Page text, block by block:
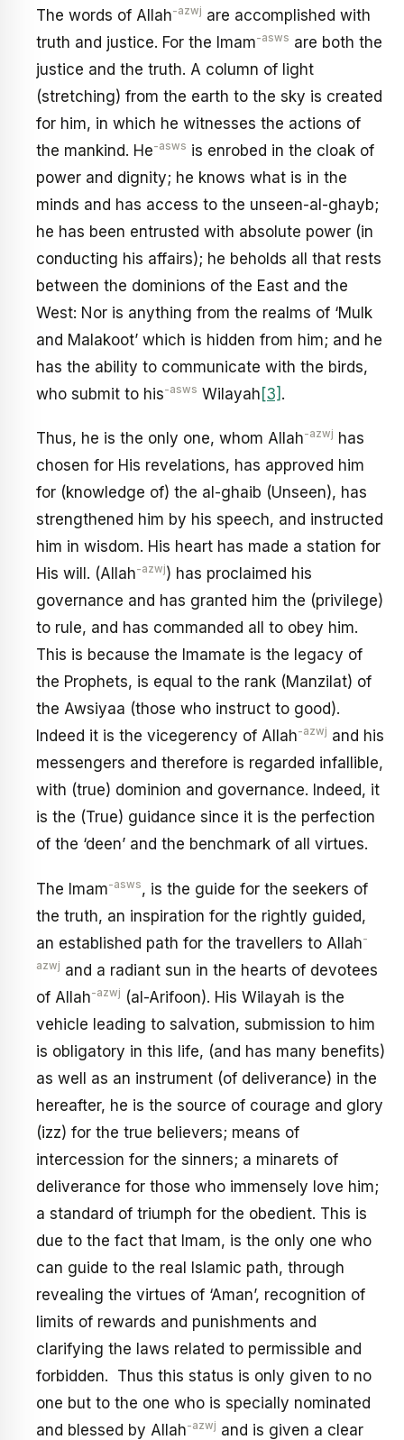
The words of Allah-azwj are accomplished with
truth and justice. For the Imam-asws are both the
justice and the truth. A column of light
(stretching) from the earth to the sky is created
for him, in which he witnesses the actions of
the mankind. He-asws is enrobed in the cloak of
power and dignity; he knows what is in the
minds and has access to the unseen-al-ghayb;
he has been entrusted with absolute power (in
conducting his affairs); he beholds all that rests
between the dominions of the East and the
West: Nor is anything from the realms of ‘Mulk
and Malakoot’ which is hidden from him; and he
has the ability to communicate with the birds,
who submit to his-asws Wilayah [3] .
Thus, he is the only one, whom Allah-azwj has
chosen for His revelations, has approved him
for (knowledge of) the al-ghaib (Unseen), has
strengthened him by his speech, and instructed
him in wisdom. His heart has made a station for
His will. (Allah-azwj) has proclaimed his
governance and has granted him the (privilege)
to rule, and has commanded all to obey him.
This is because the Imamate is the legacy of
the Prophets, is equal to the rank (Manzilat) of
the Awsiyaa (those who instruct to good).
Indeed it is the vicegerency of Allah-azwj and his
messengers and therefore is regarded infallible,
with (true) dominion and governance. Indeed, it
is the (True) guidance since it is the perfection
of the ‘deen’ and the benchmark of all virtues.
The Imam-asws, is the guide for the seekers of
the truth, an inspiration for the rightly guided,
an established path for the travellers to Allah-
azwj and a radiant sun in the hearts of devotees
of Allah-azwj (al-Arifoon). His Wilayah is the
vehicle leading to salvation, submission to him
is obligatory in this life, (and has many benefits)
as well as an instrument (of deliverance) in the
hereafter, he is the source of courage and glory
(izz) for the true believers; means of
intercession for the sinners; a minarets of
deliverance for those who immensely love him;
a standard of triumph for the obedient. This is
due to the fact that Imam, is the only one who
can guide to the real Islamic path, through
revealing the virtues of ‘Aman’, recognition of
limits of rewards and punishments and
clarifying the laws related to permissible and
forbidden. Thus this status is only given to no
one but to the one who is specially nominated
and blessed by Allah-azwj and is given a clear